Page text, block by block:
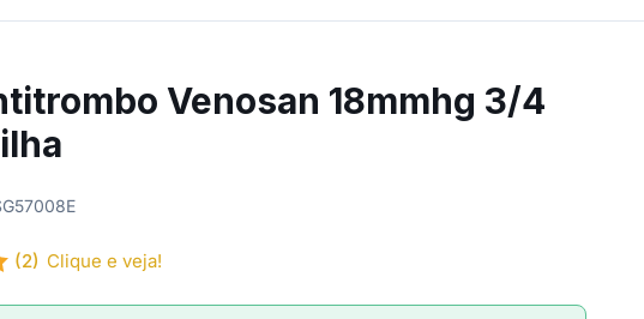
Venosan 18mmhg 3/4
(2) Clique e veja!